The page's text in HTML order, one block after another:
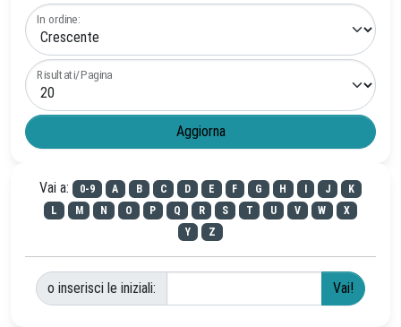
In ordine:
Risultati/Pagina
Vai a: 0-9 A B C D E F G H J
K
L
M N O P Q R S T U V W
X
Y
Z
o inserisci le iniziali: